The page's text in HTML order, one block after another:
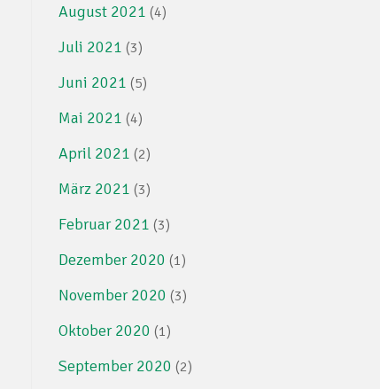
August 2021 (4)
Juli 2021 (3)
Juni 2021 (5)
Mai 2021 (4)
April 2021 (2)
März 2021 (3)
Februar 2021 (3)
Dezember 2020 (1)
November 2020 (3)
Oktober 2020 (1)
September 2020 (2)